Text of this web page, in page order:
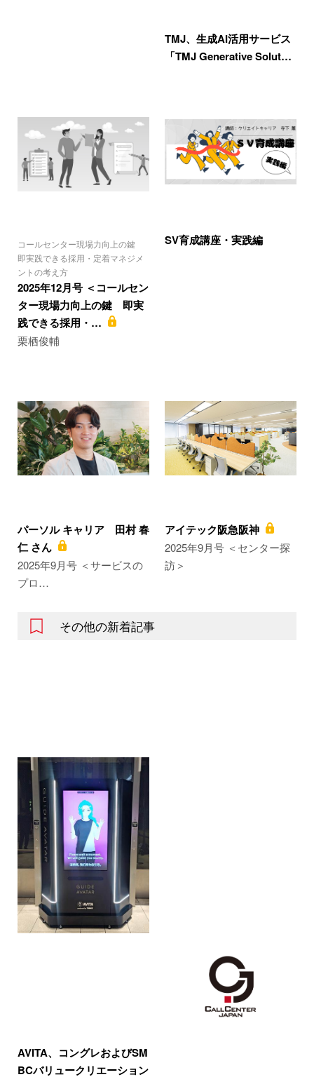
TMJ、生成AI活用サービス
「TMJ Generative Solut…
コールセンター現場力向上の鍵
即実践できる採用・定着マネジメ
ントの考え方
2025年12月号 ＜コールセン
ター現場力向上の鍵 即実
践できる採用・…
栗栖俊輔
SV育成講座・実践編
パーソル キャリア 田村 春
仁 さん
2025年9月号 ＜サービスの
プロ…
アイテック阪急阪神
2025年9月号 ＜センター探
訪＞
その他の新着記事
AVITA、コングレおよびSM
BCバリュークリエーション